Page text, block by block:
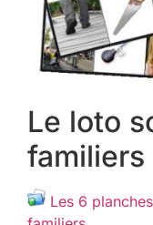
Le loto
familiers
Les 6